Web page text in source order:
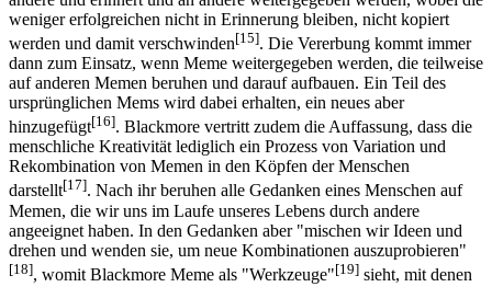
weniger erfolgreichen nicht in Erinnerung bleiben, nicht kopiert
werden und damit verschwinden[15]. Die Vererbung kommt immer
dann zum Einsatz, wenn Meme weitergegeben werden, die teilweise
auf anderen Memen beruhen und darauf aufbauen. Ein Teil des
ursprünglichen Mems wird dabei erhalten, ein neues aber
hinzugefügt[16]. Blackmore vertritt zudem die Auffassung, dass die
menschliche Kreativität lediglich ein Prozess von Variation und
Rekombination von Memen in den Köpfen der Menschen
darstellt[17]. Nach ihr beruhen alle Gedanken eines Menschen auf
Memen, die wir uns im Laufe unseres Lebens durch andere
angeeignet haben. In den Gedanken aber "mischen wir Ideen und
drehen und wenden sie, um neue Kombinationen auszuprobieren"
[18], womit Blackmore Meme als "Werkzeuge"[19] sieht, mit denen